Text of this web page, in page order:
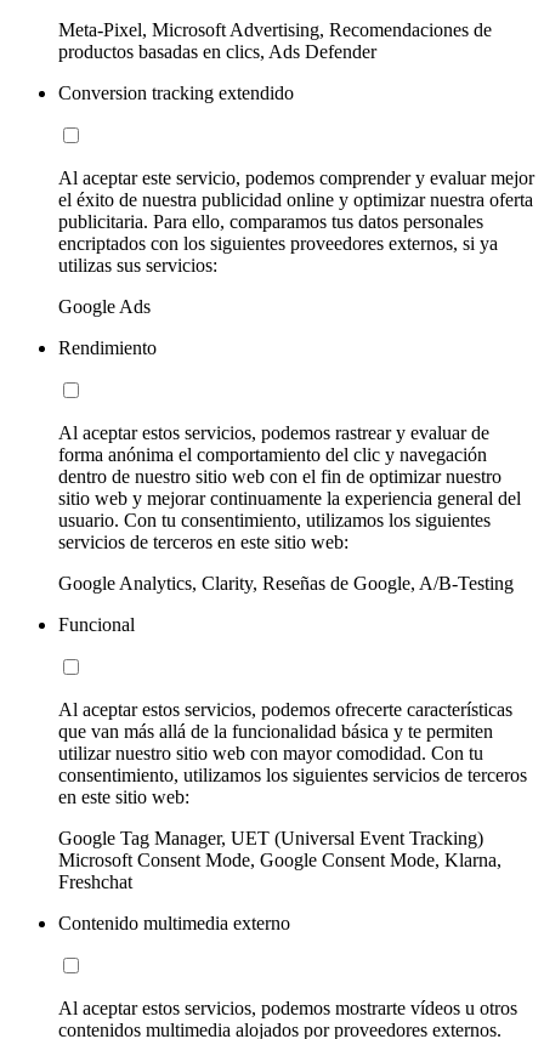
Meta-Pixel, Microsoft Advertising, Recomendaciones de
productos basadas en clics, Ads Defender
Conversion tracking extendido
Al aceptar este servicio, podemos comprender y evaluar mejor
el éxito de nuestra publicidad online y optimizar nuestra oferta
publicitaria. Para ello, comparamos tus datos personales
encriptados con los siguientes proveedores externos, si ya
utilizas sus servicios:
Google Ads
Rendimiento
Al aceptar estos servicios, podemos rastrear y evaluar de
forma anónima el comportamiento del clic y navegación
dentro de nuestro sitio web con el fin de optimizar nuestro
sitio web y mejorar continuamente la experiencia general del
usuario. Con tu consentimiento, utilizamos los siguientes
servicios de terceros en este sitio web:
Google Analytics, Clarity, Reseñas de Google, A/B-Testing
Funcional
Al aceptar estos servicios, podemos ofrecerte características
que van más allá de la funcionalidad básica y te permiten
utilizar nuestro sitio web con mayor comodidad. Con tu
consentimiento, utilizamos los siguientes servicios de terceros
en este sitio web:
Google Tag Manager, UET (Universal Event Tracking)
Microsoft Consent Mode, Google Consent Mode, Klarna,
Freshchat
Contenido multimedia externo
Al aceptar estos servicios, podemos mostrarte vídeos u otros
contenidos multimedia alojados por proveedores externos.